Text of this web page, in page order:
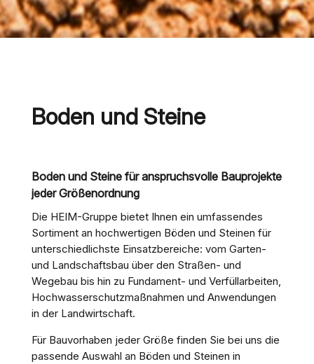
Boden und Steine
Boden und Steine für anspruchsvolle Bauprojekte
jeder Größenordnung
Die HEIM-Gruppe bietet Ihnen ein umfassendes
Sortiment an hochwertigen Böden und Steinen für
unterschiedlichste Einsatzbereiche: vom Garten-
und Landschaftsbau über den Straßen- und
Wegebau bis hin zu Fundament- und Verfüllarbeiten,
Hochwasserschutzmaßnahmen und Anwendungen
in der Landwirtschaft.
Für Bauvorhaben jeder Größe finden Sie bei uns die
passende Auswahl an Böden und Steinen in